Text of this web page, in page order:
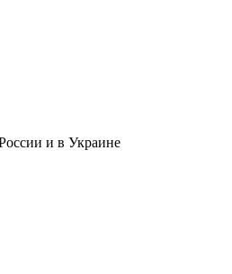
и в Украине